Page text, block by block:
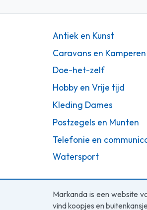
Antiek en Kunst
Caravans en Kamperen
Doe-het-zelf
Hobby en Vrije tijd
Kleding Dames
Postzegels en Munten
Telefonie en
Watersport
Markanda is een website
vind koopjes en